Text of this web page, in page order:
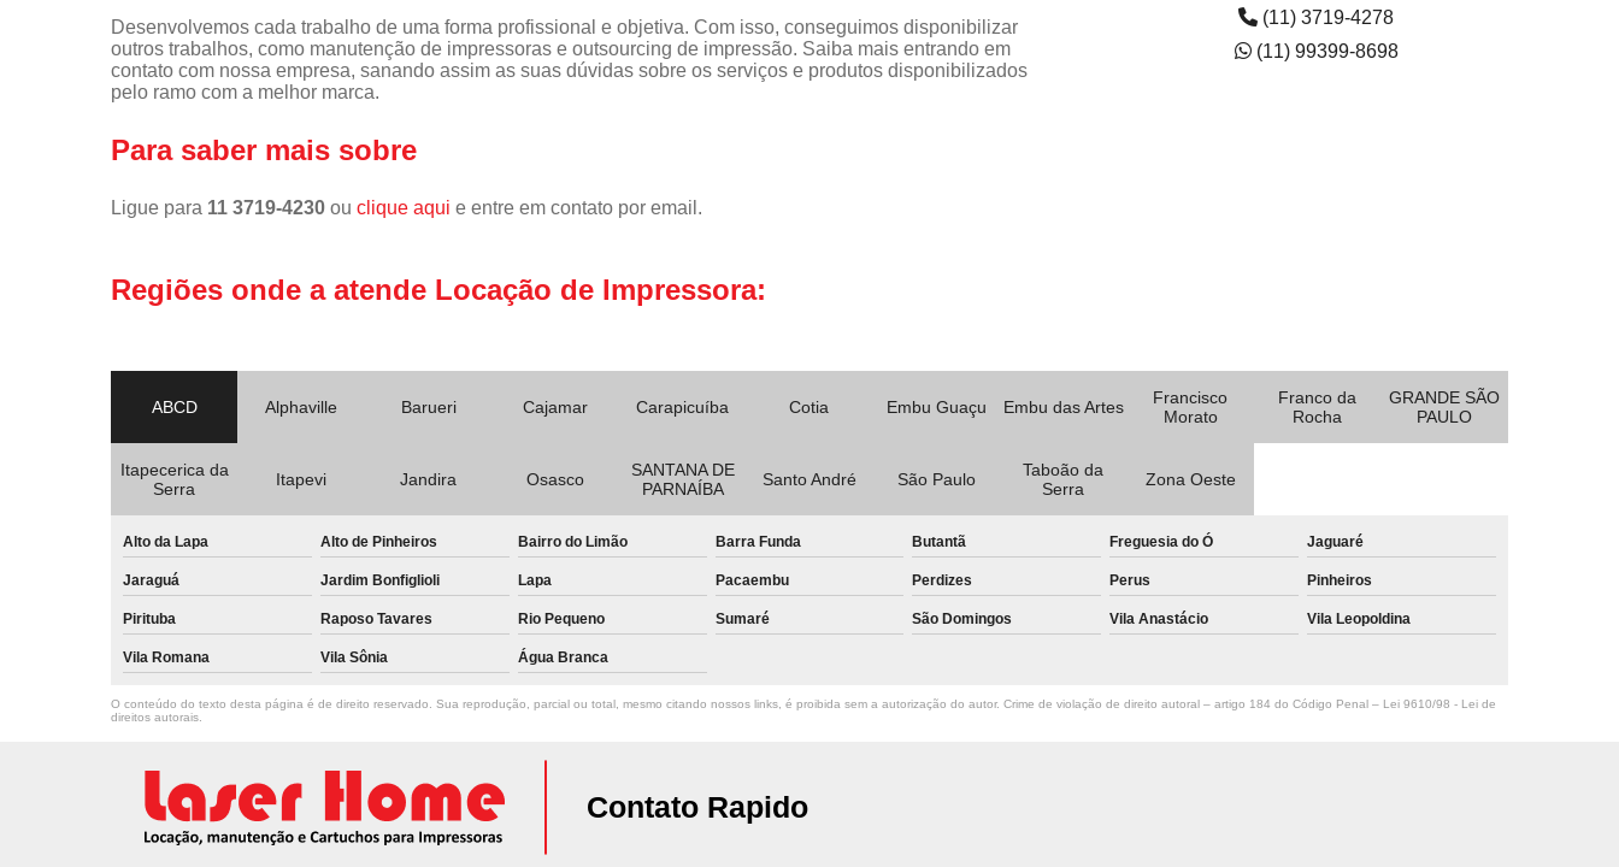
Desenvolvemos cada trabalho de uma forma profissional e objetiva. Com isso, conseguimos disponibilizar
outros trabalhos, como manutenção de impressoras e outsourcing de impressão. Saiba mais entrando em
contato com nossa empresa, sanando assim as suas dúvidas sobre os serviços e produtos disponibilizados
pelo ramo com a melhor marca.
Para saber mais sobre
Ligue para 11 3719-4230 ou clique aqui e entre em contato por email.
(11) 3719-4278
(11) 99399-8698
Regiões onde a atende Locação de Impressora:
ABCD Alphaville Barueri Cajamar Carapicuíba Cotia Embu Guaçu Embu das Artes
Francisco
Morato
Franco da
Rocha
GRANDE SÃO
PAULO
Itapecerica da
Serra
Itapevi Jandira Osasco
SANTANA DE
PARNAÍBA
Santo André São Paulo
Taboão da
Serra
Zona Oeste
Alto da Lapa Alto de Pinheiros Bairro do Limão Barra Funda Butantã Freguesia do Ó Jaguaré
Jaraguá Jardim Bonfiglioli Lapa Pacaembu Perdizes Perus Pinheiros
Pirituba Raposo Tavares Rio Pequeno Sumaré São Domingos Vila Anastácio Vila Leopoldina
Vila Romana Vila Sônia Água Branca
O conteúdo do texto desta página é de direito reservado. Sua reprodução, parcial ou total, mesmo citando nossos links, é proibida sem a autorização do autor. Crime de violação de direito autoral – artigo 184 do Código Penal – Lei 9610/98 - Lei de
direitos autorais
Contato Rapido